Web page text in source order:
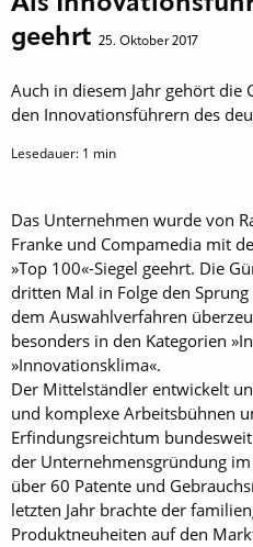
geehrt 25. Oktober 2017
Auch in diesem Jahr gehört die
den Innovationsführern des
Lesedauer: 1 min
Das Unternehmen wurde von
Franke und Compamedia mit
»Top 100«-Siegel geehrt. Die
dritten Mal in Folge den
dem Auswahlverfahren
besonders in den Kategorien
»Innovationsklima«.
Der Mittelständler entwickelt
und komplexe Arbeitsbühnen
Erfindungsreichtum
der Unternehmensgründung
über 60 Patente und
letzten Jahr brachte der
Produktneuheiten auf den